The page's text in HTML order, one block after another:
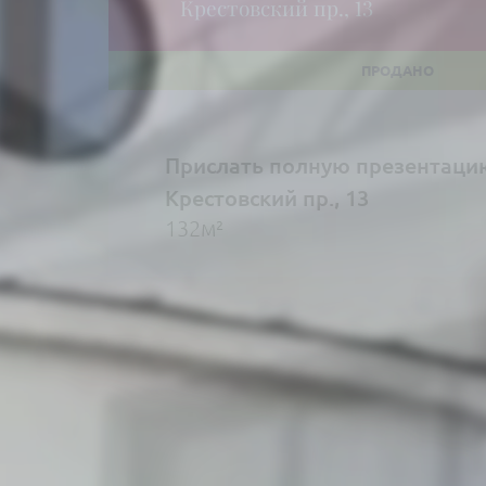
Крестовский пр., 13
Прислать полную